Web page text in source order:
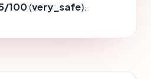
100(very_safe).